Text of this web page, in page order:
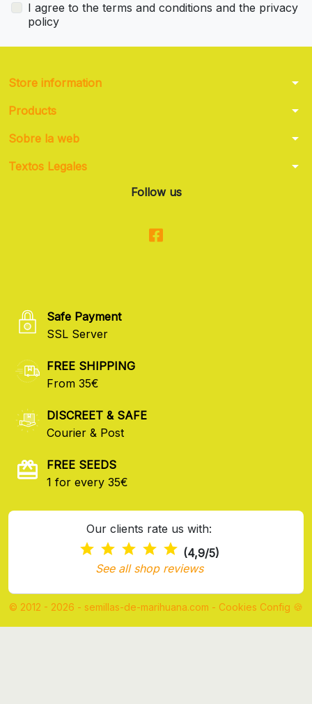
I agree to the terms and conditions and the privacy
policy
Store information arrow_drop_down
Products arrow_drop_down
Sobre la web arrow_drop_down
Textos Legales arrow_drop_down
Follow us
Safe Payment
SSL Server
FREE SHIPPING
From 35€
DISCREET & SAFE
Courier & Post
FREE SEEDS
1 for every 35€
Our clients rate us with:
(4,9/5)
See all shop reviews
© 2012 - 2026 - semillas-de-marihuana.com - Cookies Config 🍪